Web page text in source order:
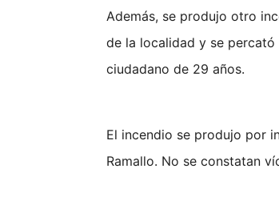
Además, se produjo otro
de la localidad y se
ciudadano de 29 años.
El incendio se produjo por
Ramallo. No se constatan